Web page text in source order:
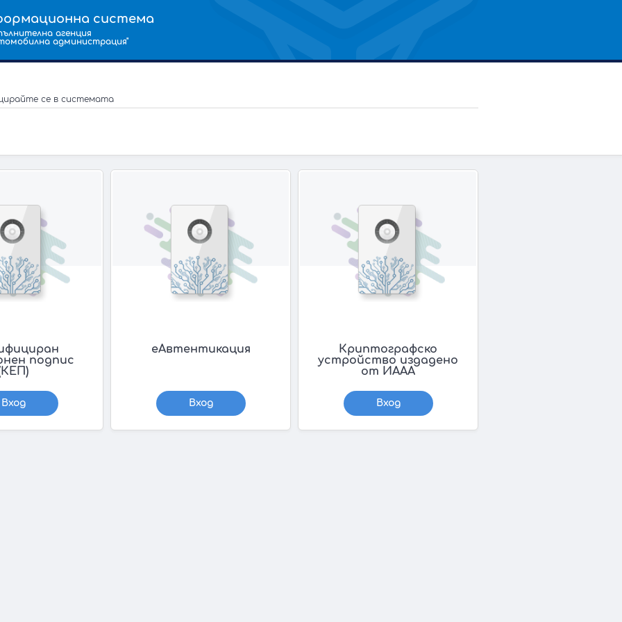
система
агенция
aдминистрация"
се в системата
подпис
Вход
еАвтентикация
Вход
Криптографско
устройство издадено
от ИААА
Вход